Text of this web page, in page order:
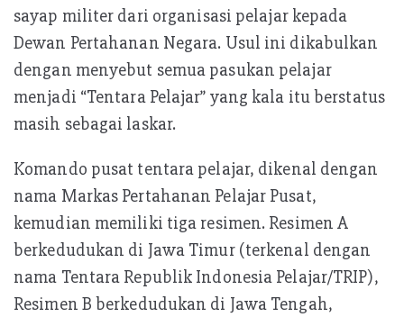
sayap militer dari organisasi pelajar kepada
Dewan Pertahanan Negara. Usul ini dikabulkan
dengan menyebut semua pasukan pelajar
menjadi “Tentara Pelajar” yang kala itu berstatus
masih sebagai laskar.
Komando pusat tentara pelajar, dikenal dengan
nama Markas Pertahanan Pelajar Pusat,
kemudian memiliki tiga resimen. Resimen A
berkedudukan di Jawa Timur (terkenal dengan
nama Tentara Republik Indonesia Pelajar/TRIP),
Resimen B berkedudukan di Jawa Tengah,